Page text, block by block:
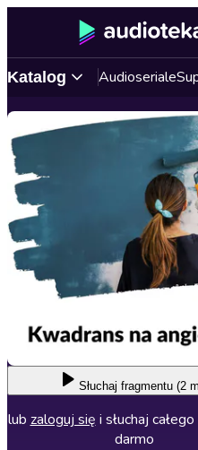
Katalog Audioseriale
Słuchaj fragmentu (2
lub zaloguj się i słuchaj
darmo